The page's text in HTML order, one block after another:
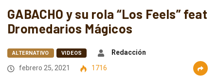
GABACHO y su rola “Los Feels” feat
Dromedarios Mágicos
ALTERNATIVO VIDEOS
Redacción
febrero 25, 2021
1716